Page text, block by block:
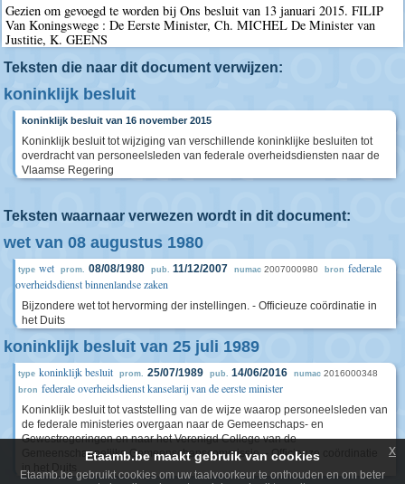
Gezien om gevoegd te worden bij Ons besluit van 13 januari 2015. FILIP
Van Koningswege : De Eerste Minister, Ch. MICHEL De Minister van
Justitie, K. GEENS
Teksten die naar dit document verwijzen:
koninklijk besluit
koninklijk besluit van 16 november 2015
Koninklijk besluit tot wijziging van verschillende koninklijke besluiten tot
overdracht van personeelsleden van federale overheidsdiensten naar de
Vlaamse Regering
Teksten waarnaar verwezen wordt in dit document:
wet van 08 augustus 1980
type wet prom. 08/08/1980 pub. 11/12/2007 numac 2007000980 bron federale
overheidsdienst binnenlandse zaken
Bijzondere wet tot hervorming der instellingen. - Officieuze coördinatie in
het Duits
koninklijk besluit van 25 juli 1989
type koninklijk besluit prom. 25/07/1989 pub. 14/06/2016 numac 2016000348
bron federale overheidsdienst kanselarij van de eerste minister
Koninklijk besluit tot vaststelling van de wijze waarop personeelsleden van
de federale ministeries overgaan naar de Gemeenschaps- en
Gewestregeringen en naar het Verenigd College van de
Gemeenschappelijke Gemeenschapscommissie. - Officieuze coördinatie
in het Duits
Etaamb.be maakt gebruik van cookies
Etaamb.be gebruikt cookies om uw taalvoorkeur te onthouden en om beter
x